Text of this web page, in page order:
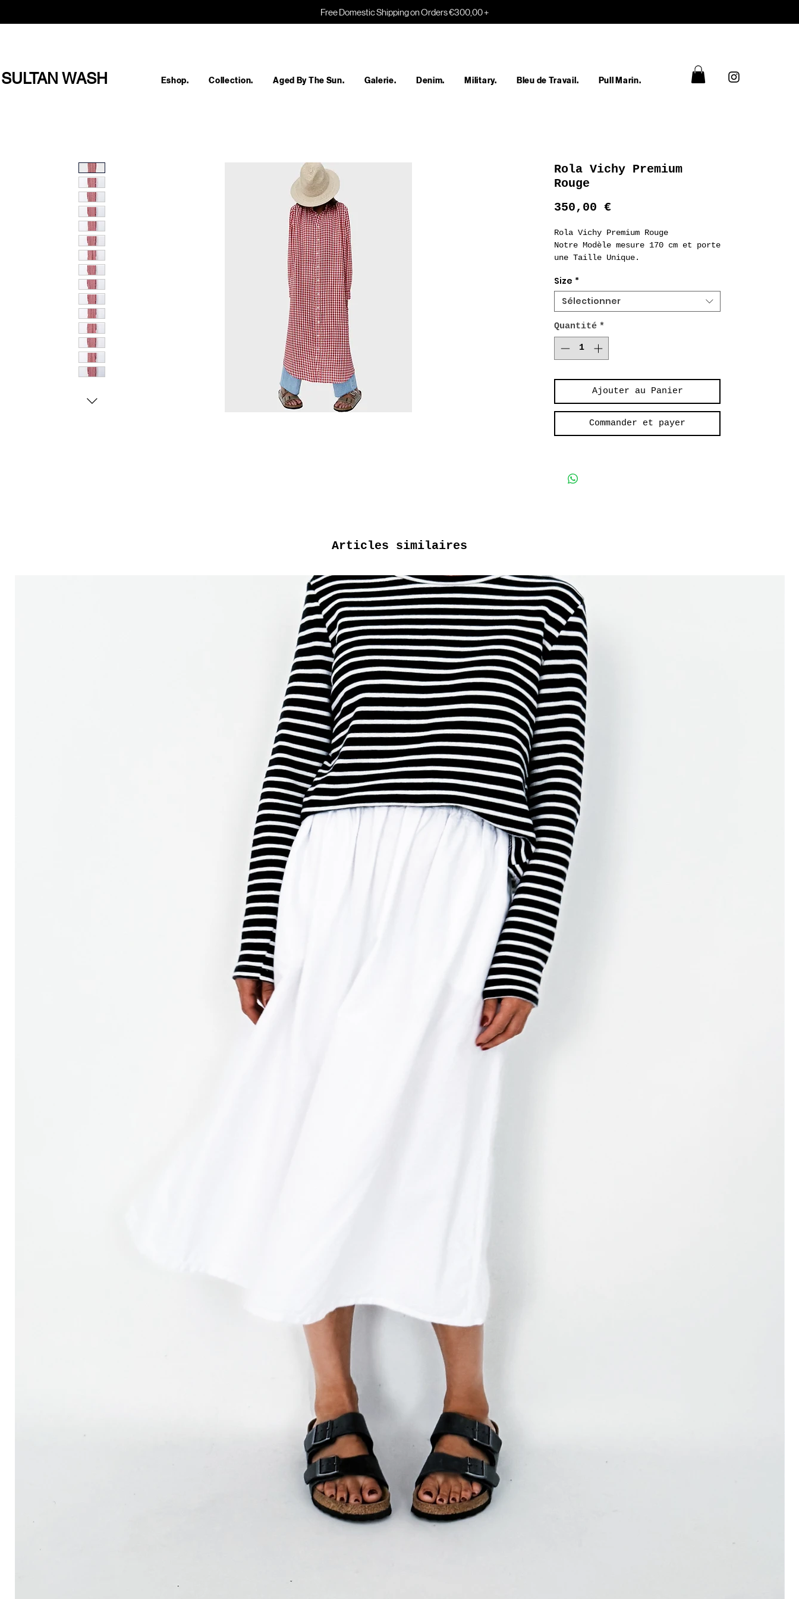
Free Domestic Shipping on Orders €300,00 +
SULTAN WASH Eshop. Collection. Aged By The Sun. Galerie. Denim. Military. Bleu de Travail. Pull Marin.
Rola Vichy Premium
Rouge
350,00 €Prix
Rola Vichy Premium Rouge
Notre Modèle mesure 170 cm et porte
une Taille Unique.
Longue Robe Boutonnée
Long Buttoned Dress
Interior Pockets
Size *
Sélectionner
Quantité *
Ajouter au Panier
Commander et payer
Articles similaires